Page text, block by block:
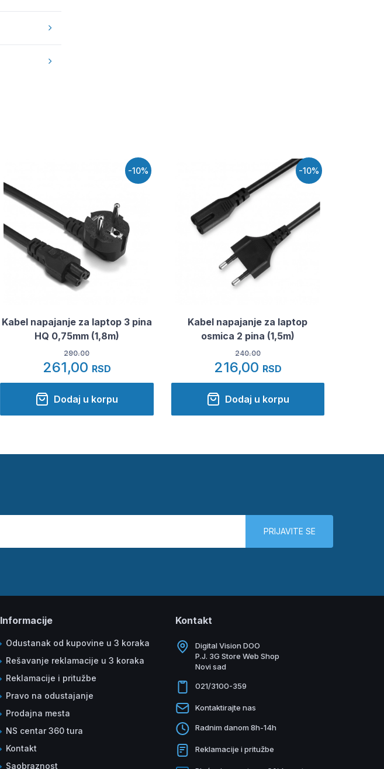
-10%
Kabel napajanje za laptop 3 pina
HQ 0,75mm (1,8m)
290.00
261,00 RSD
Dodaj u korpu
-10%
Kabel napajanje za laptop
osmica 2 pina (1,5m)
240.00
216,00 RSD
Dodaj u korpu
PRIJAVITE SE
Informacije
Odustanak od kupovine u 3 koraka
Rešavanje reklamacije u 3 koraka
Reklamacije i pritužbe
Pravo na odustajanje
Prodajna mesta
NS centar 360 tura
Kontakt
Saobraznost
Kontakt
Digital Vision DOO
P.J. 3G Store Web Shop
Novi sad
021/3100-359
Kontaktirajte nas
Radnim danom 8h-14h
Reklamacije i pritužbe